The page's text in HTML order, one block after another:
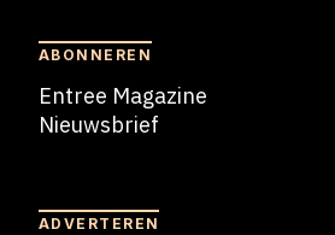
ABONNEREN
Entree Magazine
Nieuwsbrief
ADVERTEREN